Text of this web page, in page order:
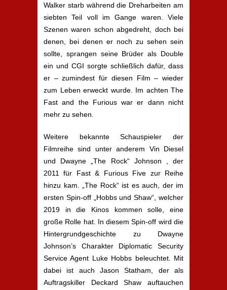
Walker starb während die Dreharbeiten am
siebten Teil voll im Gange waren. Viele
Szenen waren schon abgedreht, doch bei
denen, bei denen er noch zu sehen sein
sollte, sprangen seine Brüder als Double
ein und CGI sorgte schließlich dafür, dass
er – zumindest für diesen Film – wieder
zum Leben erweckt wurde. Im achten The
Fast and the Furious war er dann nicht
mehr zu sehen.
Weitere bekannte Schauspieler der
Filmreihe sind unter anderem Vin Diesel
und Dwayne „The Rock“ Johnson , der
2011 für Fast & Furious Five zur Reihe
hinzu kam. „The Rock“ ist es auch, der im
ersten Spin-off „Hobbs und Shaw“, welcher
2019 in die Kinos kommen solle, eine
große Rolle hat. In diesem Spin-off wird die
Hintergrundgeschichte zu Dwayne
Johnson’s Charakter Diplomatic Security
Service Agent Luke Hobbs beleuchtet. Mit
dabei ist auch Jason Statham, der als
Auftragskiller Deckard Shaw auftauchen